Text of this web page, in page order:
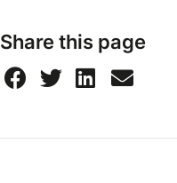
Share this page